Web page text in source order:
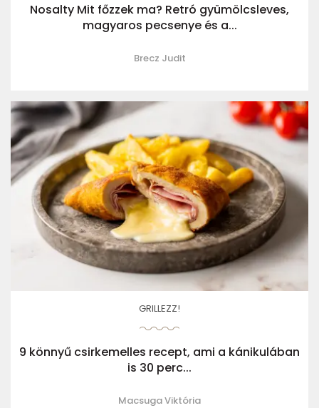
Nosalty Mit főzzek ma? Retró gyümölcsleves,
magyaros pecsenye és a...
Brecz Judit
GRILLEZZ!
9 könnyű csirkemelles recept, ami a kánikulában
is 30 perc...
Macsuga Viktória